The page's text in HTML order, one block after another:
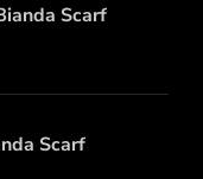
Scarf
Scarf